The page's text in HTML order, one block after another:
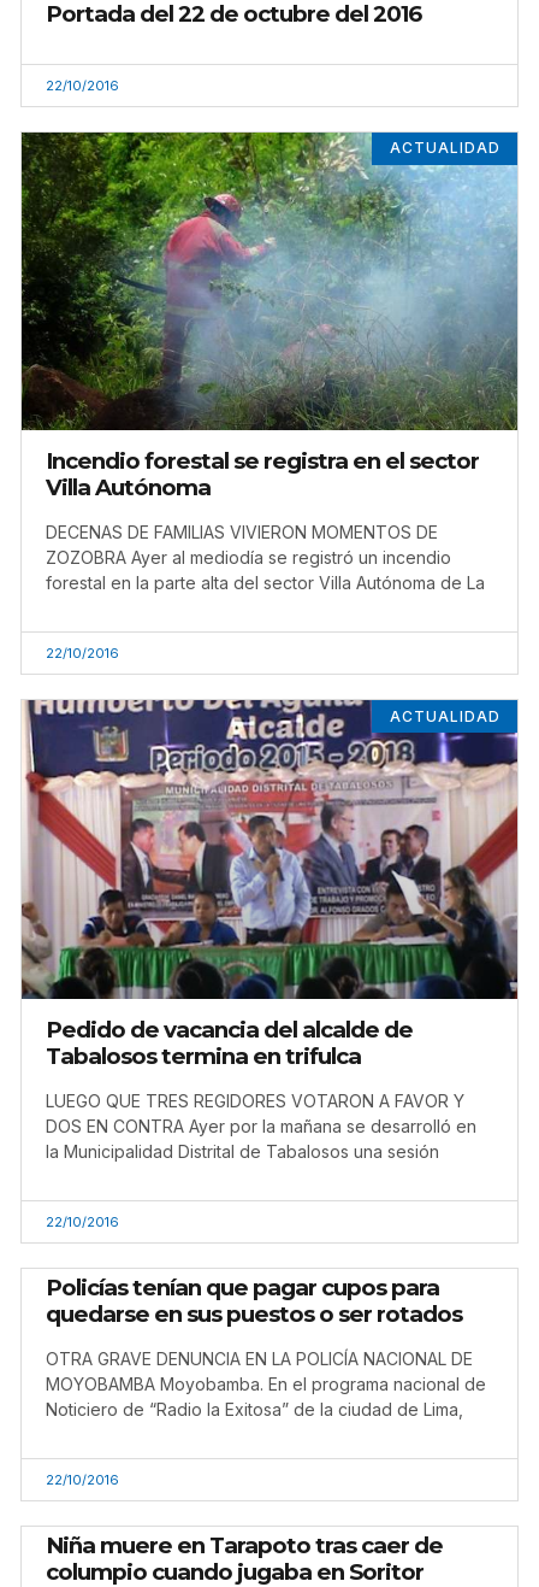
Portada del 22 de octubre del 2016
22/10/2016
ACTUALIDAD
Incendio forestal se registra en el sector
Villa Autónoma
DECENAS DE FAMILIAS VIVIERON MOMENTOS DE
ZOZOBRA Ayer al mediodía se registró un incendio
forestal en la parte alta del sector Villa Autónoma de La
22/10/2016
ACTUALIDAD
Pedido de vacancia del alcalde de
Tabalosos termina en trifulca
LUEGO QUE TRES REGIDORES VOTARON A FAVOR Y
DOS EN CONTRA Ayer por la mañana se desarrolló en
la Municipalidad Distrital de Tabalosos una sesión
22/10/2016
Policías tenían que pagar cupos para
quedarse en sus puestos o ser rotados
OTRA GRAVE DENUNCIA EN LA POLICÍA NACIONAL DE
MOYOBAMBA Moyobamba. En el programa nacional de
Noticiero de “Radio la Exitosa” de la ciudad de Lima,
22/10/2016
Niña muere en Tarapoto tras caer de
columpio cuando jugaba en Soritor